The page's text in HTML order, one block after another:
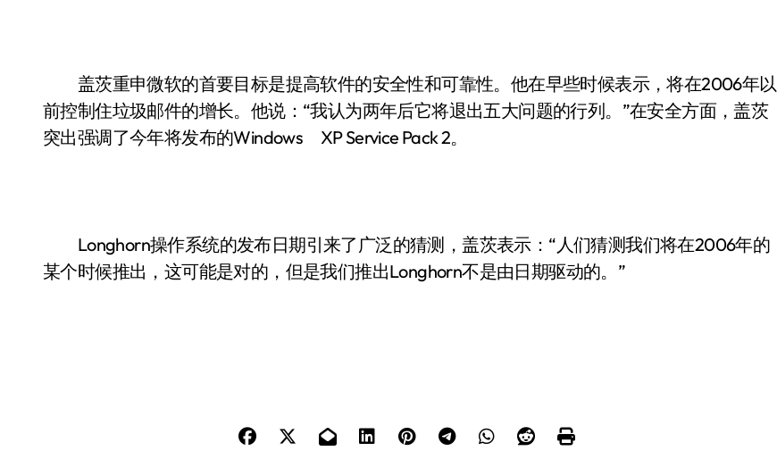
盖茨重申微软的首要目标是提高软件的安全性和可靠性。他在早些时候表示，将在2006年以
前控制住垃圾邮件的增长。他说：“我认为两年后它将退出五大问题的行列。”在安全方面，盖茨
突出强调了今年将发布的Windows XP Service Pack 2。
Longhorn操作系统的发布日期引来了广泛的猜测，盖茨表示：“人们猜测我们将在2006年的
某个时候推出，这可能是对的，但是我们推出Longhorn不是由日期驱动的。”